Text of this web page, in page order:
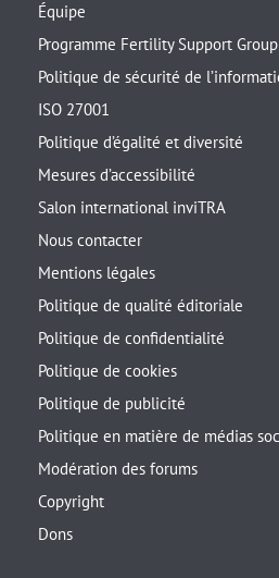
Équipe
Programme Fertility Support Group
Politique de sécurité de
ISO 27001
Politique d’égalité et diversité
Mesures d’accessibilité
Salon international inviTRA
Nous contacter
Mentions légales
Politique de qualité éditoriale
Politique de confidentialité
Politique de cookies
Politique de publicité
Politique en matière de médias
Modération des forums
Copyright
Dons